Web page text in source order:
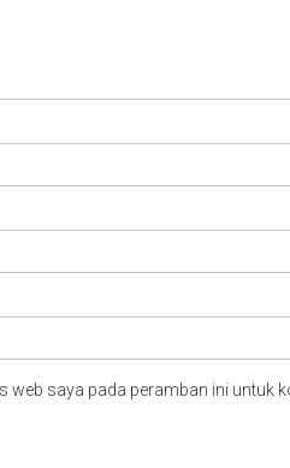
web saya pada peramban ini untuk